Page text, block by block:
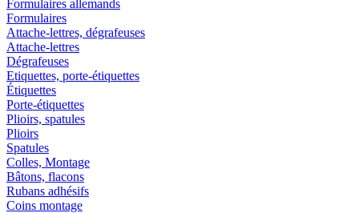
Formulaires allemands
Formulaires
Attache-lettres, dégrafeuses
Attache-lettres
Dégrafeuses
Etiquettes, porte-étiquettes
Étiquettes
Porte-étiquettes
Plioirs, spatules
Plioirs
Spatules
Colles, Montage
Bâtons, flacons
Rubans adhésifs
Coins montage